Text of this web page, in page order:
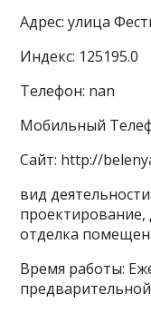
Адрес: улица
Индекс: 125195.0
Телефон: nan
Мобильный
Сайт: http://
вид
отделка
Время работы: